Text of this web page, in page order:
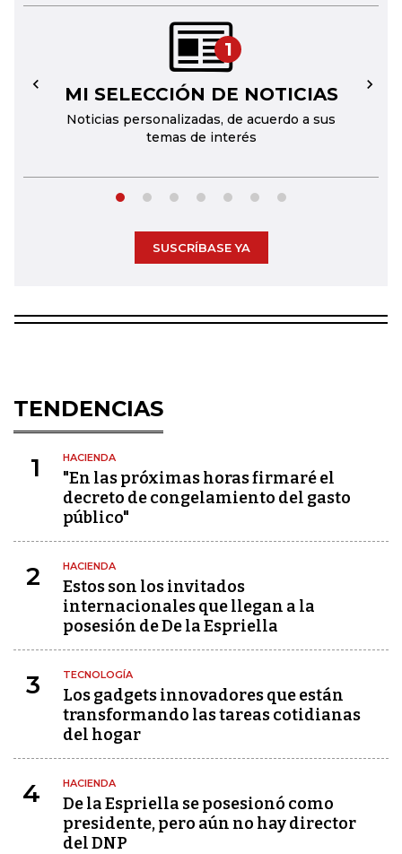
1
MI SELECCIÓN DE NOTICIAS
Noticias personalizadas, de acuerdo a sus
temas de interés
← →
SUSCRÍBASE YA
TENDENCIAS
1 HACIENDA
"En las próximas horas firmaré el
decreto de congelamiento del gasto
público"
2 HACIENDA
Estos son los invitados
internacionales que llegan a la
posesión de De la Espriella
3 TECNOLOGÍA
Los gadgets innovadores que están
transformando las tareas cotidianas
del hogar
4 HACIENDA
De la Espriella se posesionó como
presidente, pero aún no hay director
del DNP